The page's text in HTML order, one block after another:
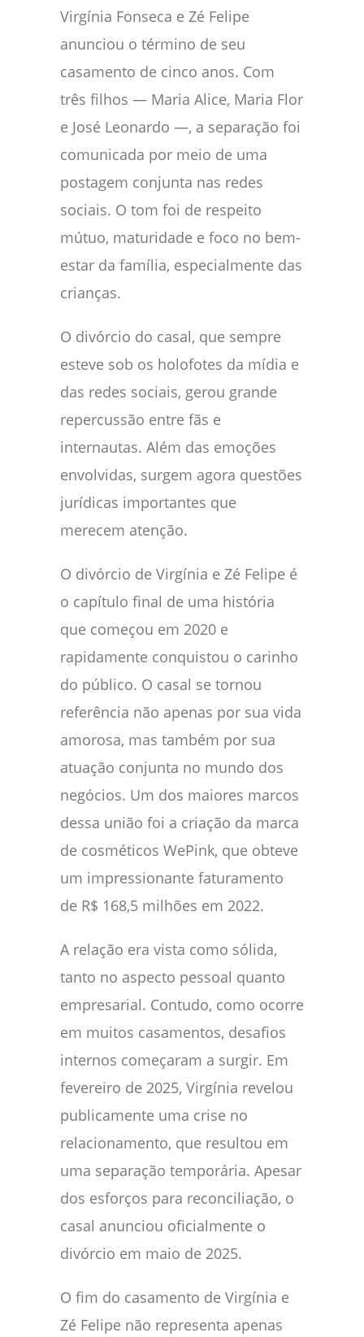
Virgínia Fonseca e Zé Felipe
anunciou o término de seu
casamento de cinco anos. Com
três filhos — Maria Alice, Maria Flor
e José Leonardo —, a separação foi
comunicada por meio de uma
postagem conjunta nas redes
sociais. O tom foi de respeito
mútuo, maturidade e foco no bem-
estar da família, especialmente das
crianças.
O divórcio do casal, que sempre
esteve sob os holofotes da mídia e
das redes sociais, gerou grande
repercussão entre fãs e
internautas. Além das emoções
envolvidas, surgem agora questões
jurídicas importantes que
merecem atenção.
O divórcio de Virgínia e Zé Felipe é
o capítulo final de uma história
que começou em 2020 e
rapidamente conquistou o carinho
do público. O casal se tornou
referência não apenas por sua vida
amorosa, mas também por sua
atuação conjunta no mundo dos
negócios. Um dos maiores marcos
dessa união foi a criação da marca
de cosméticos WePink, que obteve
um impressionante faturamento
de R$ 168,5 milhões em 2022.
A relação era vista como sólida,
tanto no aspecto pessoal quanto
empresarial. Contudo, como ocorre
em muitos casamentos, desafios
internos começaram a surgir. Em
fevereiro de 2025, Virgínia revelou
publicamente uma crise no
relacionamento, que resultou em
uma separação temporária. Apesar
dos esforços para reconciliação, o
casal anunciou oficialmente o
divórcio em maio de 2025.
O fim do casamento de Virgínia e
Zé Felipe não representa apenas